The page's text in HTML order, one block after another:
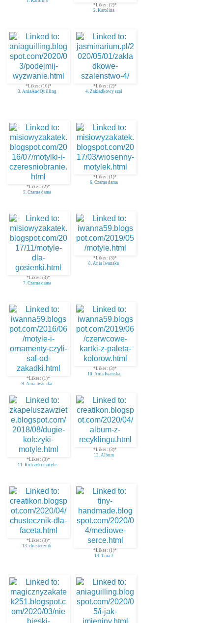
*Likes: (2)*
2. Karolina
*Likes: (10)*
3. AniaAndQuilling
*Likes: (2)*
4. Zakladkowy szal
*Likes: (2)*
5. Czarna dama
*Likes: (1)*
6. Czarna dama
*Likes: (3)*
7. Czarna dama
*Likes: (3)*
8. Ania Iwanska
*Likes: (1)*
9. Ania Iwanska
*Likes: (3)*
10. Ania Iwanska
*Likes: (3)*
11. Kolczyki motyle
*Likes: (3)*
12. Album
*Likes: (3)*
13. chustecznik
*Likes: (1)*
14. Tina J